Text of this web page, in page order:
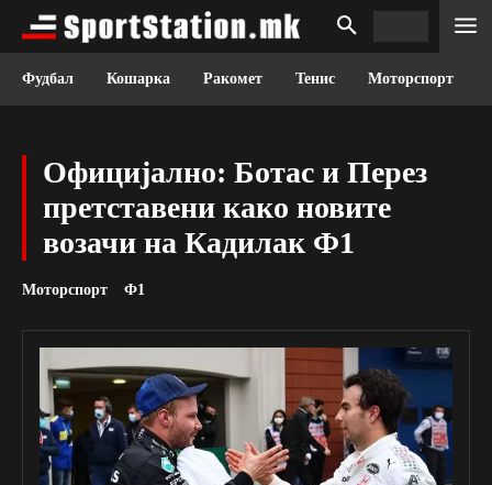
Фудбал Кошарка Ракомет Тенис Моторспорт
Официјално: Ботас и Перез
претставени како новите
возачи на Кадилак Ф1
Моторспорт Ф1